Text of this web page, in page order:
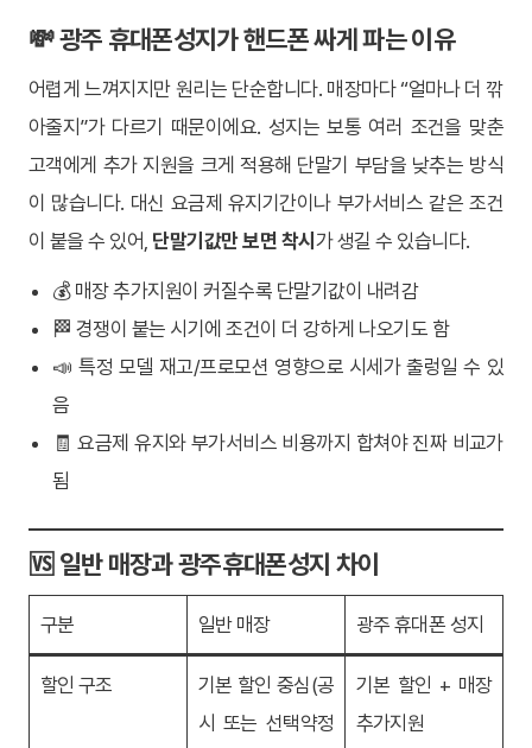
💸 광주 휴대폰성지가 핸드폰 싸게 파는 이유
어렵게 느껴지지만 원리는 단순합니다. 매장마다 “얼마나 더 깎
아줄지”가 다르기 때문이에요. 성지는 보통 여러 조건을 맞춘
고객에게 추가 지원을 크게 적용해 단말기 부담을 낮추는 방식
이 많습니다. 대신 요금제 유지기간이나 부가서비스 같은 조건
이 붙을 수 있어, 단말기값만 보면 착시 가 생길 수 있습니다.
💰 매장 추가지원이 커질수록 단말기값이 내려감
🏁 경쟁이 붙는 시기에 조건이 더 강하게 나오기도 함
📣 특정 모델 재고/프로모션 영향으로 시세가 출렁일 수 있
음
🧾 요금제 유지와 부가서비스 비용까지 합쳐야 진짜 비교가
됨
🆚 일반 매장과 광주휴대폰성지 차이
구분 일반 매장 광주 휴대폰 성지
할인 구조
기본 할인 중심(공
시 또는 선택약정
기본 할인 + 매장
추가지원